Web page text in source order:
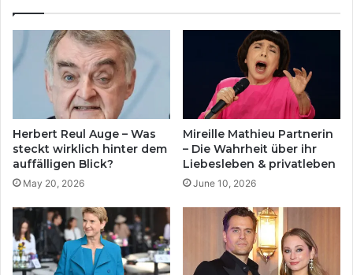
Herbert Reul Auge – Was
steckt wirklich hinter dem
auffälligen Blick?
May 20, 2026
Mireille Mathieu Partnerin
– Die Wahrheit über ihr
Liebesleben & privatleben
June 10, 2026